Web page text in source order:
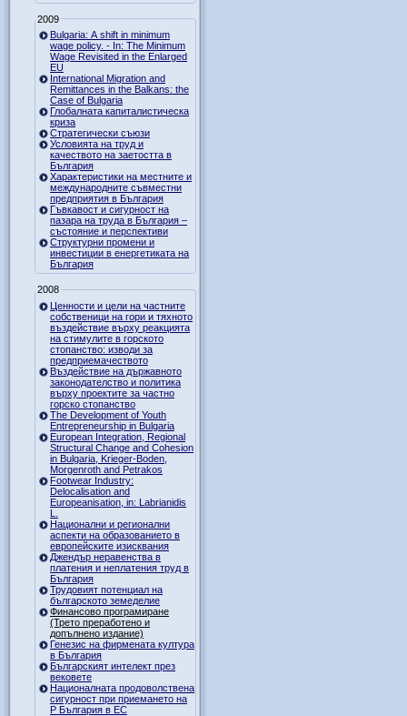
2009
Bulgaria: A shift in minimum
wage policy. - In: The Minimum
Wage Revisited in the Enlarged
EU
International Migration and
Remittances in the Balkans: the
Case of Bulgaria
Глобалната капиталистическа
криза
Стратегически съюзи
Условията на труд и
качеството на заетостта в
България
Характеристики на местните и
международните съвместни
предприятия в България
Гъвкавост и сигурност на
пазара на труда в България –
състояние и перспективи
Структурни промени и
инвестиции в енергетиката на
България
2008
Ценности и цели на частните
собственици на гори и тяхното
въздействие върху реакцията
на стимулите в горското
стопанство: изводи за
предприемачеството
Въздействие на държавното
законодателство и политика
върху проектите за частно
горско стопанство
The Development of Youth
Entrepreneurship in Bulgaria
European Integration, Regional
Structural Change and Cohesion
in Bulgaria, Krieger-Boden,
Morgenroth and Petrakos
Footwear Industry:
Delocalisation and
Europeanisation, in: Labrianidis
L.
Национални и регионални
аспекти на образованието в
европейските изисквания
Джендър неравенства в
платения и неплатения труд в
България
Трудовият потенциал на
българското земеделие
Финансово програмиране
(Трето преработено и
допълнено издание)
Генезис на фирмената култура
в България
Българският интелект през
вековете
Националната продоволствена
сигурност при приемането на
Р България в ЕС